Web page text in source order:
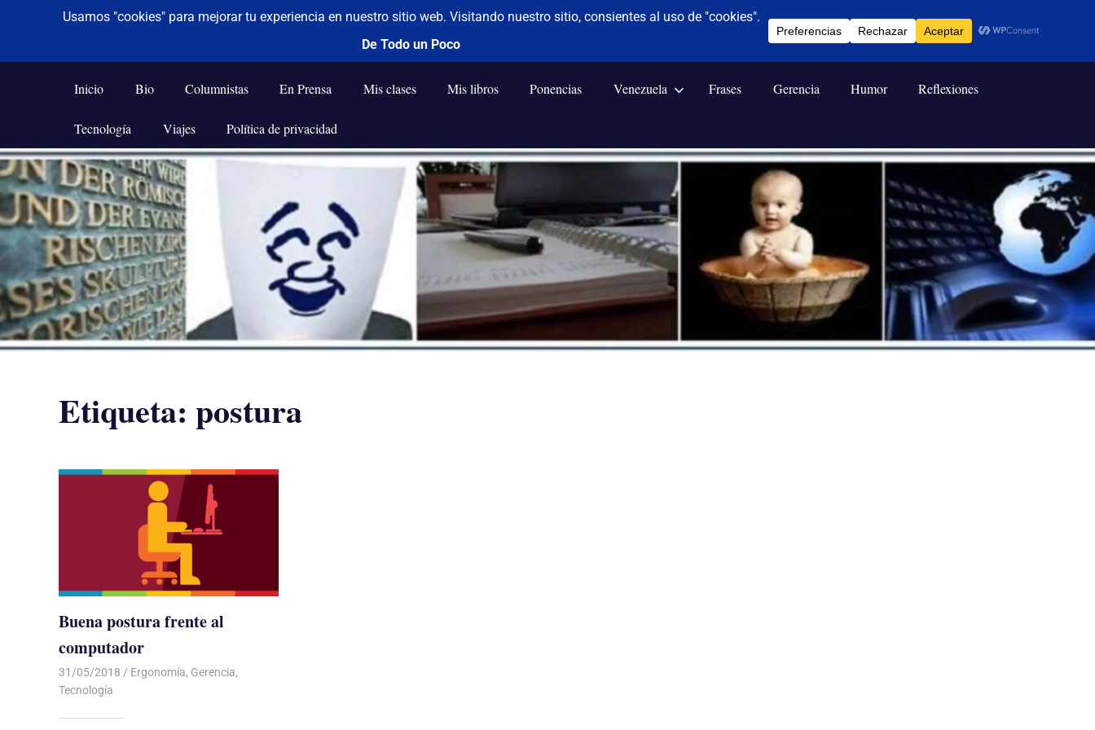
Saltar
al
contenido
De todo un poco
Frases,
Humor,
Tecnología
y
Viajes
Inicio Bio Columnistas En Prensa Mis clases Mis libros Ponencias Venezuela Frases Gerencia Humor Reflexiones
Tecnología Viajes Política de privacidad
Etiqueta: postura
Buena postura frente al
computador
31/05/2018 De todo un Poco
Ergonomía, Gerencia,
Tecnología